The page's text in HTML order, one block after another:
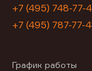
+7 (495) 748-77-
+7 (495) 787-77-
График работы